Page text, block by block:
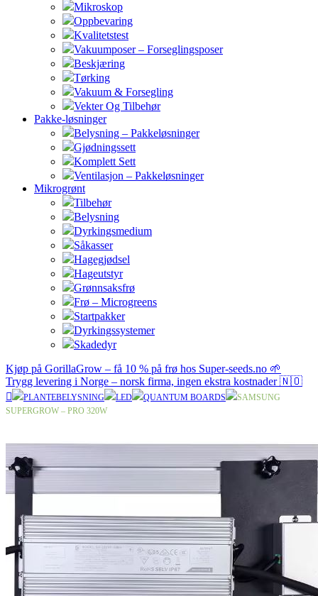
Mikroskop
Oppbevaring
Kvalitetstest
Vakuumposer – Forseglingsposer
Beskjæring
Tørking
Vakuum & Forsegling
Vekter Og Tilbehør
Pakke-løsninger
Belysning – Pakkeløsninger
Gjødningssett
Komplett Sett
Ventilasjon – Pakkeløsninger
Mikrogrønt
Tilbehør
Belysning
Dyrkingsmedium
Såkasser
Hagegjødsel
Hageutstyr
Grønnsaksfrø
Frø – Microgreens
Startpakker
Dyrkingssystemer
Skadedyr
Kjøp på GorillaGrow – få 10 % på frø hos Super-seeds.no 🌱
Trygg levering i Norge – norsk firma, ingen ekstra kostnader 🇳🇴
PLANTEBELYSNING LED QUANTUM BOARDS
SAMSUNG
SUPERGROW – PRO 320W